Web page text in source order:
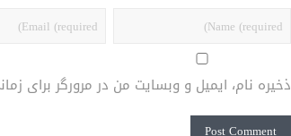
ذخیره نام، ایمیل و وبسایت من در مرورگر برای